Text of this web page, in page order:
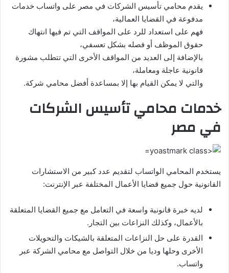
يقدم محامي تأسيس الشركات في مصر على واتساب خدمات
مدفوعة في القضايا العمالية،
فهم على استعداد للرد على المواقف التي تم فيها انتهاك
حقوق الموظف أو فصله بشكل تعسفي،
بالإضافة إلى العديد من المواقف الأخرى التي تتطلب مشورة
قانونية عاجلة ومعاملة،
والتي لا يمكن القيام بها إلا بمساعدة أفضل محامي شركة.
خدمات محامي تأسيس الشركات
في مصر
يستخدم المحامي الواتساب لتقديم عدد كبير من الاستشارات
القانونية حول جميع قضايا الأعمال المختلفة عبر الإنترنت:
لديه خبرة قانونية واسعة في التعامل مع جميع القضايا المتعلقة
بالأعمال، وكذلك النزاعات بين التجار.
القدرة على حل النزاعات المتعلقة بالشيكات والتحويلات
الأخرى وحلها وديا من خلال التواصل مع محامي الشركة عبر
واتساب.